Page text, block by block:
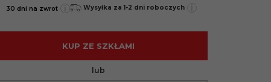
30 dni na zwrot Wysyłka za 1-2 dni roboczych
KUP ZE SZKŁAMI
lub